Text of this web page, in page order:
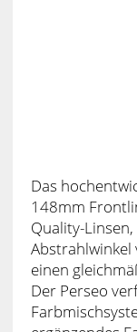
Das
148mm
Quality-
Abstrahlwinkel
einen
Der Perseo